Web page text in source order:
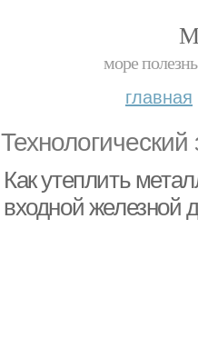
море
главная
Технологический
Как утеплить
входной железной